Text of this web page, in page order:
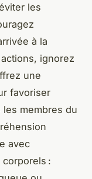
les
à la
ignorez
une
favoriser
les membres du
avec
corporels :